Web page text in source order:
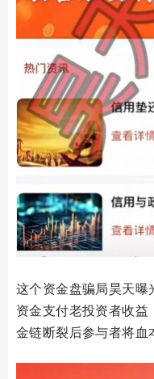
这个资金盘骗局昊天
资金支付老投资者收
金链断裂后参与者将血